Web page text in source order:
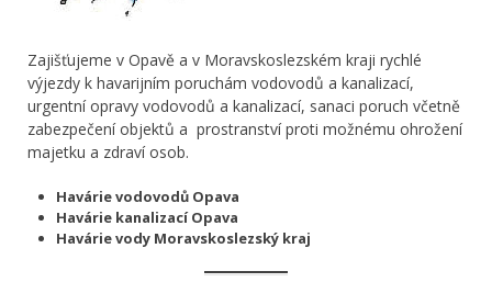
Zajišťujeme v Opavě a v Moravskoslezském kraji rychlé
výjezdy k havarijním poruchám vodovodů a kanalizací,
urgentní opravy vodovodů a kanalizací, sanaci poruch včetně
zabezpečení objektů a prostranství proti možnému ohrožení
majetku a zdraví osob.
Havárie vodovodů Opava
Havárie kanalizací Opava
Havárie vody Moravskoslezský kraj